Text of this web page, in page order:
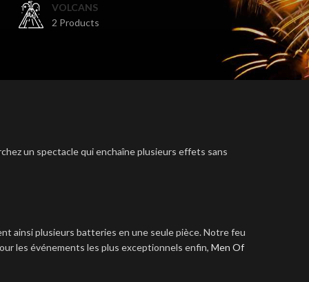
VOLCANS
2 Products
un spectacle qui enchaîne plusieurs effets sans
ainsi plusieurs batteries en une seule pièce. Notre feu
les événements les plus exceptionnels enfin, Men Of